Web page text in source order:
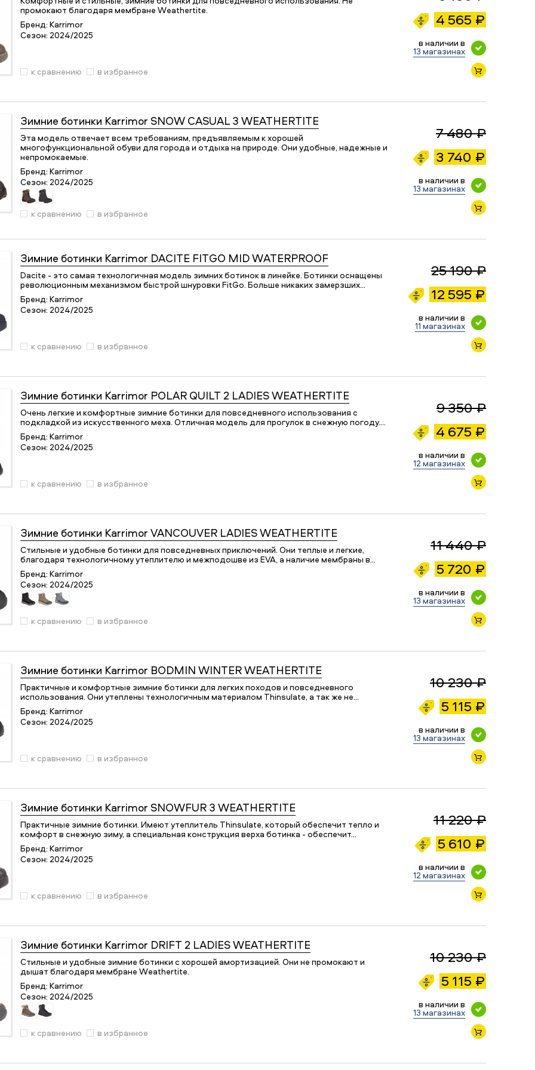
промокают благодаря мембране Weathertite.
Бренд: Karrimor
Сезон: 2024/2025
4 565 ₽
в наличии в
13 магазинах
к сравнению
в избранное
Зимние ботинки Karrimor SNOW CASUAL 3 WEATHERTITE
Эта модель отвечает всем требованиям, предъявляемым к хорошей
многофункциональной обуви для города и отдыха на природе. Они удобные, надежные и
непромокаемые.
Бренд: Karrimor
Сезон: 2024/2025
7 480 ₽
3 740 ₽
в наличии в
13 магазинах
к сравнению в избранное
Зимние ботинки Karrimor DACITE FITGO MID WATERPROOF
Dacite - это самая технологичная модель зимних ботинок в линейке. Ботинки оснащены
революционным механизмом быстрой шнуровки FitGo. Больше никаких замерзших…
Бренд: Karrimor
Сезон: 2024/2025
25 190 ₽
12 595 ₽
в наличии в
11 магазинах
к сравнению
в избранное
Зимние ботинки Karrimor POLAR QUILT 2 LADIES WEATHERTITE
Очень легкие и комфортные зимние ботинки для повседневного использования с
подкладкой из искусственного меха. Отличная модель для прогулок в снежную погоду.…
Бренд: Karrimor
Сезон: 2024/2025
9 350 ₽
4 675 ₽
в наличии в
12 магазинах
к сравнению
в избранное
Зимние ботинки Karrimor VANCOUVER LADIES WEATHERTITE
Стильные и удобные ботинки для повседневных приключений. Они теплые и легкие,
благодаря технологичному утеплителю и межподошве из EVA, а наличие мембраны в…
Бренд: Karrimor
Сезон: 2024/2025
11 440 ₽
5 720 ₽
в наличии в
13 магазинах
к сравнению
в избранное
Зимние ботинки Karrimor BODMIN WINTER WEATHERTITE
Практичные и комфортные зимние ботинки для легких походов и повседневного
использования. Они утеплены технологичным материалом Thinsulate, а так же не…
Бренд: Karrimor
Сезон: 2024/2025
10 230 ₽
5 115 ₽
в наличии в
13 магазинах
к сравнению
в избранное
Зимние ботинки Karrimor SNOWFUR 3 WEATHERTITE
Практичные зимние ботинки. Имеют утеплитель Thinsulate, который обеспечит тепло и
комфорт в снежную зиму, а специальная конструкция верха ботинка - обеспечит…
Бренд: Karrimor
Сезон: 2024/2025
11 220 ₽
5 610 ₽
в наличии в
12 магазинах
к сравнению
в избранное
Зимние ботинки Karrimor DRIFT 2 LADIES WEATHERTITE
Cтильные и удобные зимние ботинки с хорошей амортизацией. Они не промокают и
дышат благодаря мембране Weathertite.
Бренд: Karrimor
Сезон: 2024/2025
10 230 ₽
5 115 ₽
в наличии в
13 магазинах
к сравнению
в избранное